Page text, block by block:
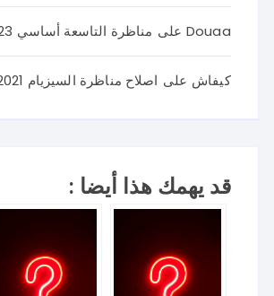
Douaa على مناظرة التاسعة أساسي 2023 فرنسية
كيفاش على اصلاح مناظرة السيزيام 2021 انجليزية
قد يهمك هذا أيضا :